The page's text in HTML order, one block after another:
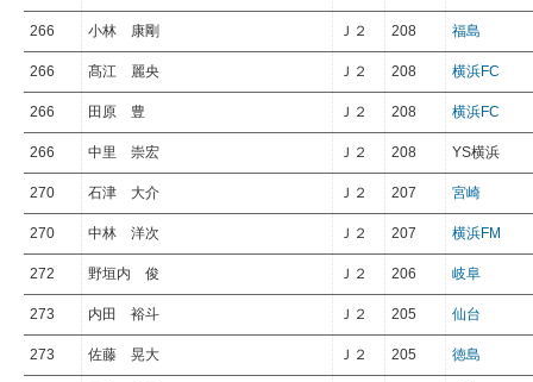
266 小林 康剛 Ｊ２ 208 福島
266 髙江 麗央 Ｊ２ 208 横浜FC
266 田原 豊 Ｊ２ 208 横浜FC
266 中里 崇宏 Ｊ２ 208 YS横浜
270 石津 大介 Ｊ２ 207 宮崎
270 中林 洋次 Ｊ２ 207 横浜FM
272 野垣内 俊 Ｊ２ 206 岐阜
273 内田 裕斗 Ｊ２ 205 仙台
273 佐藤 晃大 Ｊ２ 205 徳島